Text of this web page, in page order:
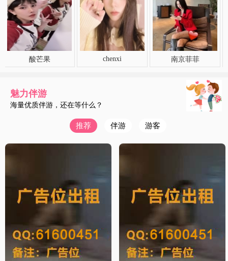
南京菲菲
魅力伴游
海量优质伴游，还在等什么？
推荐 伴游 游客